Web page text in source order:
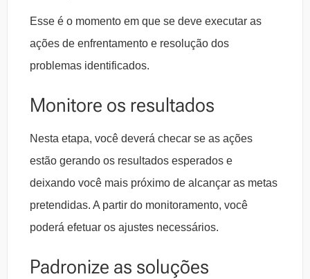
Esse é o momento em que se deve executar as
ações de enfrentamento e resolução dos
problemas identificados.
Monitore os resultados
Nesta etapa, você deverá checar se as ações
estão gerando os resultados esperados e
deixando você mais próximo de alcançar as metas
pretendidas. A partir do monitoramento, você
poderá efetuar os ajustes necessários.
Padronize as soluções